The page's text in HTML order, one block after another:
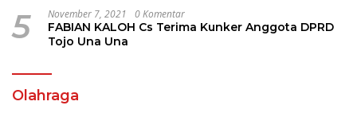
5 November 7, 2021 0 Komentar
FABIAN KALOH Cs Terima Kunker Anggota DPRD
Tojo Una Una
Olahraga